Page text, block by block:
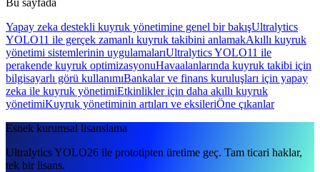
Yapay zeka destekli kuyruk yönetimine genel bir bakışUltralytics
YOLO11 ile gerçek zamanlı kuyruk takibini anlamakAkıllı kuyruk
yönetimi sistemlerinin uygulamalarıUltralytics YOLO11 ile
perakende kuyruk optimizasyonuHavaalanlarında kuyruk takibi için
bilgisayarlı görü kullanımıBankalar ve finans kuruluşları için yapay
zeka ile kuyruk yönetimiEtkinlikler için daha akıllı kuyruk
yönetimiKuyruk yönetiminin artıları ve eksileriÖne çıkanlar
Esnek kurumsal lisanslama
Ultralytics YOLO26 ile prototipten üretime geç. Tam ticari haklar,
tek bir lisans.